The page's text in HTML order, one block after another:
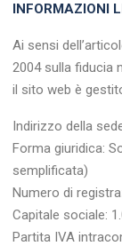
INFORMAZIONI
Ai sensi
2004 sulla fiducia
il sito web è
Indirizzo della
Forma giuridica:
semplificata)
Numero di
Capitale sociale:
Partita IVA